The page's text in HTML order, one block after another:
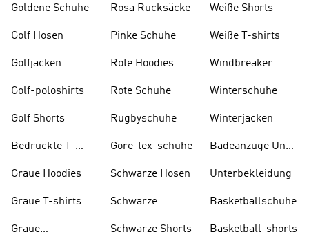
Goldene Schuhe
Golf Hosen
Golfjacken
Golf-poloshirts
Golf Shorts
Bedruckte T-
Graue Hoodies
Graue T-shirts
Graue
Rosa Rucksäcke
Pinke Schuhe
Rote Hoodies
Rote Schuhe
Rugbyschuhe
Gore-tex-schuhe
Schwarze Hosen
Schwarze
Schwarze Shorts
Weiße Shorts
Weiße T-shirts
Windbreaker
Winterschuhe
Winterjacken
Badeanzüge Und
Unterbekleidung
Basketballschuhe
Basketball-shorts